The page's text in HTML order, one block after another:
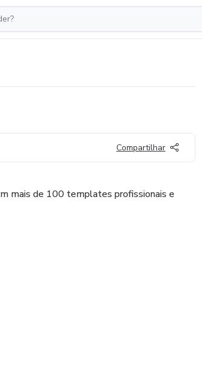
Compartilhar
mais de 100 templates profissionais e